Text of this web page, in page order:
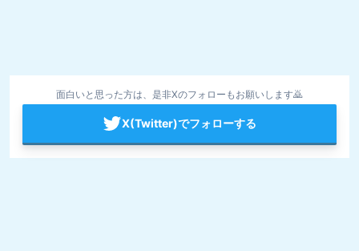
面白いと思った方は、是非Xのフォローもお願いします🙇
X(Twitter)でフォローする